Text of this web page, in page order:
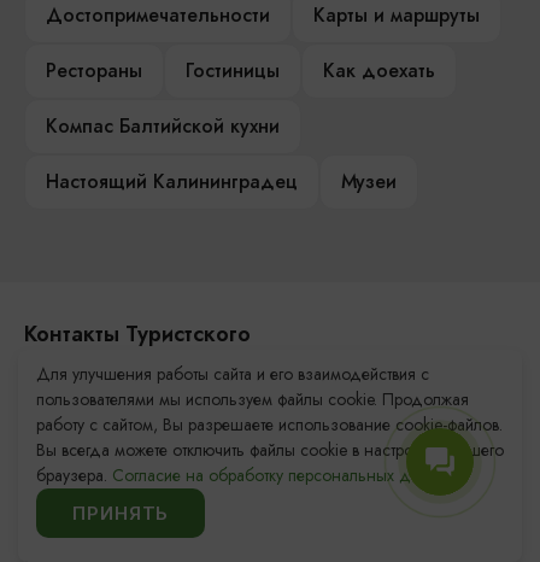
Достопримечательности
Карты и маршруты
Рестораны
Гостиницы
Как доехать
Компас Балтийской кухни
Настоящий Калининградец
Музеи
Контакты Туристского
информационного центра
+7 (4012) 555-200
8 (800) 200-55-39
info@visit-kaliningrad.ru
Для улучшения работы сайта и его взаимодействия с
пользователями мы используем файлы cookie. Продолжая
работу с сайтом, Вы разрешаете использование cookie-файлов.
Вы всегда можете отключить файлы cookie в настройках Вашего
браузера. Согласие на обработку персональных данных.
ПРИНЯТЬ